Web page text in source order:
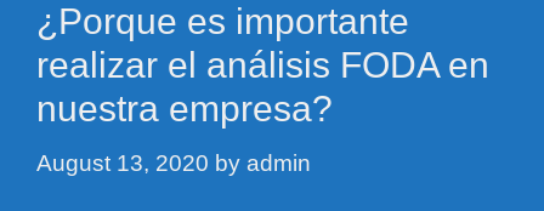
¿Porque es importante
realizar el análisis FODA en
nuestra empresa?
August 13, 2020 by admin